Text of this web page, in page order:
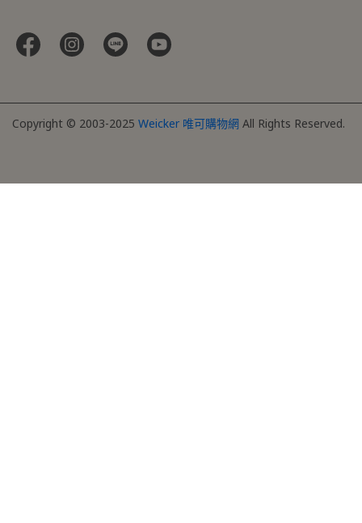
Copyright © 2003-2025 Weicker 唯可購物網 All Rights Reserved.